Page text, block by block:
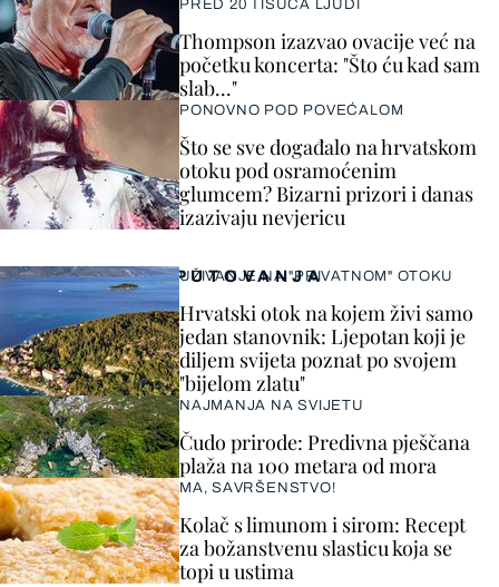
PRED 20 TISUĆA LJUDI
Thompson izazvao ovacije već na
početku koncerta: "Što ću kad sam
slab..."
PONOVNO POD POVEĆALOM
Što se sve događalo na hrvatskom
otoku pod osramoćenim
glumcem? Bizarni prizori i danas
izazivaju nevjericu
PUTOVANJA
UŽIVANJE NA "PRIVATNOM" OTOKU
Hrvatski otok na kojem živi samo
jedan stanovnik: Ljepotan koji je
diljem svijeta poznat po svojem
"bijelom zlatu"
NAJMANJA NA SVIJETU
Čudo prirode: Predivna pješčana
plaža na 100 metara od mora
MA, SAVRŠENSTVO!
Kolač s limunom i sirom: Recept
za božanstvenu slasticu koja se
topi u ustima